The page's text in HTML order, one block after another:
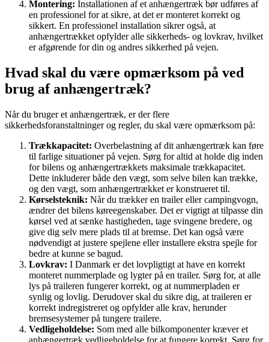
Montering: Installationen af et anhængertræk bør udføres af
en professionel for at sikre, at det er monteret korrekt og
sikkert. En professionel installation sikrer også, at
anhængertrækket opfylder alle sikkerheds- og lovkrav, hvilket
er afgørende for din og andres sikkerhed på vejen.
Hvad skal du være opmærksom på ved
brug af anhængertræk?
Når du bruger et anhængertræk, er der flere
sikkerhedsforanstaltninger og regler, du skal være opmærksom på:
Trækkapacitet: Overbelastning af dit anhængertræk kan føre
til farlige situationer på vejen. Sørg for altid at holde dig inden
for bilens og anhængertrækkets maksimale trækkapacitet.
Dette inkluderer både den vægt, som selve bilen kan trække,
og den vægt, som anhængertrækket er konstrueret til.
Kørselsteknik: Når du trækker en trailer eller campingvogn,
ændrer det bilens køreegenskaber. Det er vigtigt at tilpasse din
kørsel ved at sænke hastigheden, tage svingene bredere, og
give dig selv mere plads til at bremse. Det kan også være
nødvendigt at justere spejlene eller installere ekstra spejle for
bedre at kunne se bagud.
Lovkrav: I Danmark er det lovpligtigt at have en korrekt
monteret nummerplade og lygter på en trailer. Sørg for, at alle
lys på traileren fungerer korrekt, og at nummerpladen er
synlig og lovlig. Derudover skal du sikre dig, at traileren er
korrekt indregistreret og opfylder alle krav, herunder
bremsesystemer på tungere trailere.
Vedligeholdelse: Som med alle bilkomponenter kræver et
anhængertræk vedligeholdelse for at fungere korrekt. Sørg for